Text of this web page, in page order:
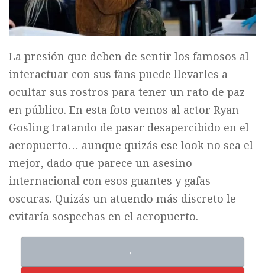
La presión que deben de sentir los famosos al
interactuar con sus fans puede llevarles a
ocultar sus rostros para tener un rato de paz
en público. En esta foto vemos al actor Ryan
Gosling tratando de pasar desapercibido en el
aeropuerto… aunque quizás ese look no sea el
mejor, dado que parece un asesino
internacional con esos guantes y gafas
oscuras. Quizás un atuendo más discreto le
evitaría sospechas en el aeropuerto.
←